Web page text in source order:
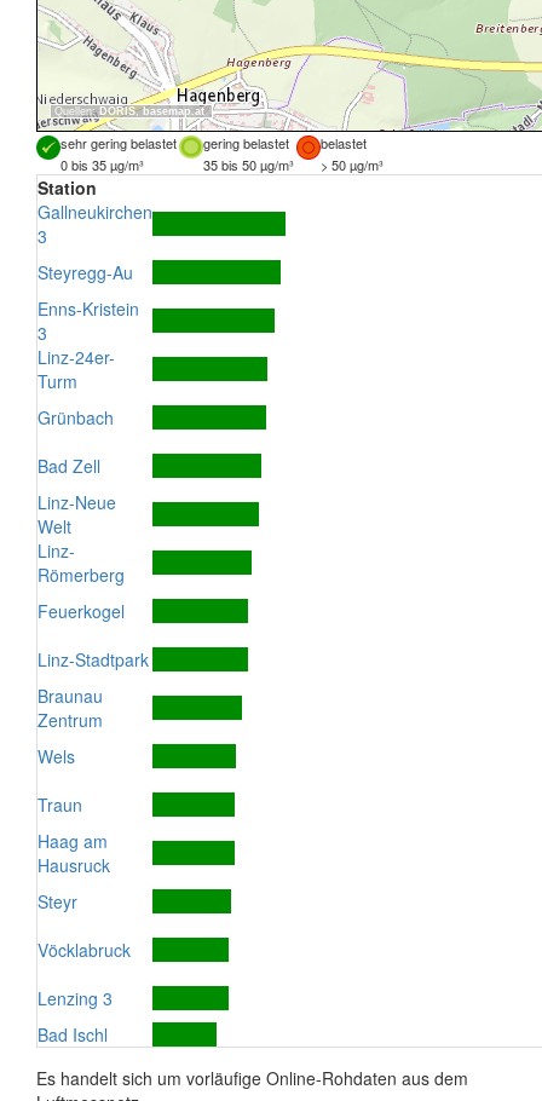
Quellen: DORIS,basemap.at
sehr gering belastet gering belastet
belastet
0 bis 35 µg/m³
35 bis 50 µg/m³ > 50 µg/m³
Station
Gallneukirchen
3
Steyregg-Au
Enns-Kristein
3
Linz-24er-
Turm
Grünbach
Bad Zell
Linz-Neue
Welt
Linz-
Römerberg
Feuerkogel
Linz-Stadtpark
Braunau
Zentrum
Wels
Traun
Haag am
Hausruck
Steyr
Vöcklabruck
Lenzing 3
Bad Ischl
Es handelt sich um vorläufige Online-Rohdaten aus dem